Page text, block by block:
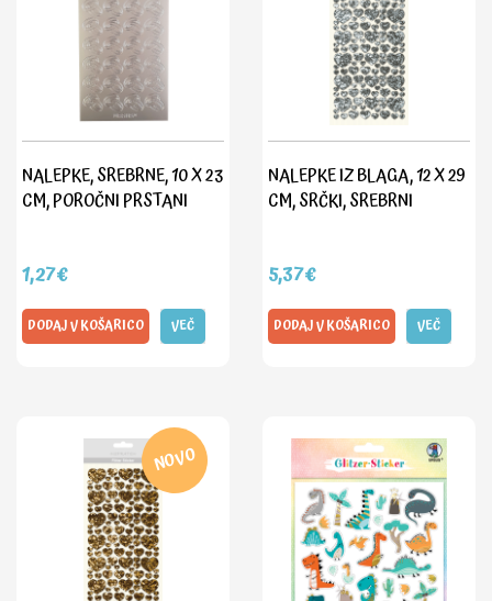
NALEPKE, SREBRNE, 10 X 23
CM, POROČNI PRSTANI
1,27€
DODAJ V KOŠARICO VEČ
NALEPKE IZ BLAGA, 12 X 29
CM, SRČKI, SREBRNI
5,37€
DODAJ V KOŠARICO VEČ
NOVO